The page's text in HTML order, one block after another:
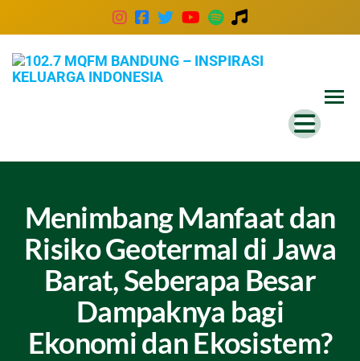
Menimbang Manfaat dan
Risiko Geotermal di Jawa
Barat, Seberapa Besar
Dampaknya bagi
Ekonomi dan Ekosistem?